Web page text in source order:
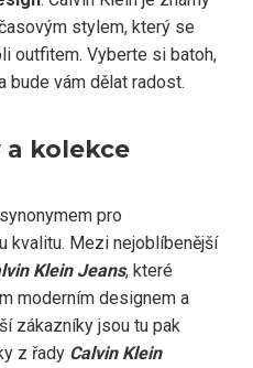
stylem, který se
outfitem. Vyberte si batoh,
bude vám dělat radost.
a kolekce
pro
kvalitu. Mezi nejoblíbenější
Klein Jeans, které
moderním designem a
zákazníky jsou tu pak
z řady Calvin Klein